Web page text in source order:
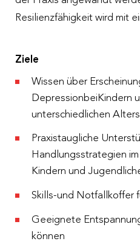
Resilienzfähigkeit wird mit
Ziele
Wissen über
DepressionbeiKindern
unterschiedlichen
Praxistaugliche
Handlungsstrategien
Kindern und
Skills-und Notfallkoffer
Geeignete
können